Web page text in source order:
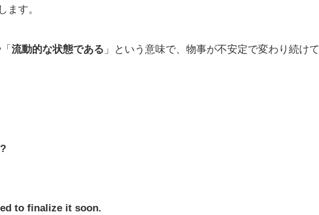
ます。
流動的な状態である 」という意味で、物事が不安定で変わり続けて
to finalize it soon.